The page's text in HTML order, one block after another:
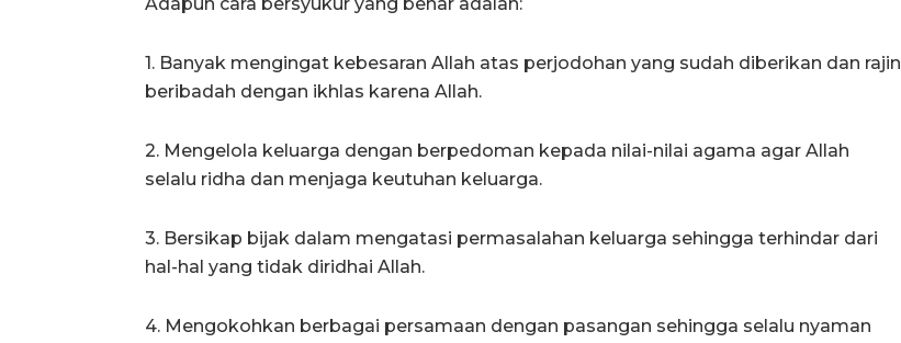
1. Banyak mengingat kebesaran Allah atas perjodohan yang sudah diberikan dan rajin
beribadah dengan ikhlas karena Allah.
2. Mengelola keluarga dengan berpedoman kepada nilai-nilai agama agar Allah
selalu ridha dan menjaga keutuhan keluarga.
3. Bersikap bijak dalam mengatasi permasalahan keluarga sehingga terhindar dari
hal-hal yang tidak diridhai Allah.
4. Mengokohkan berbagai persamaan dengan pasangan sehingga selalu nyaman